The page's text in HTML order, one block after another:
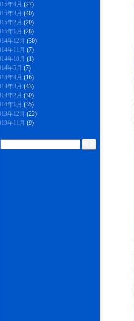
年4月 (27)
年3月 (40)
年2月 (20)
年1月 (28)
年12月 (30)
年11月 (7)
年10月 (1)
年5月 (7)
年4月 (16)
年3月 (43)
年2月 (30)
年1月 (35)
年12月 (22)
年11月 (9)